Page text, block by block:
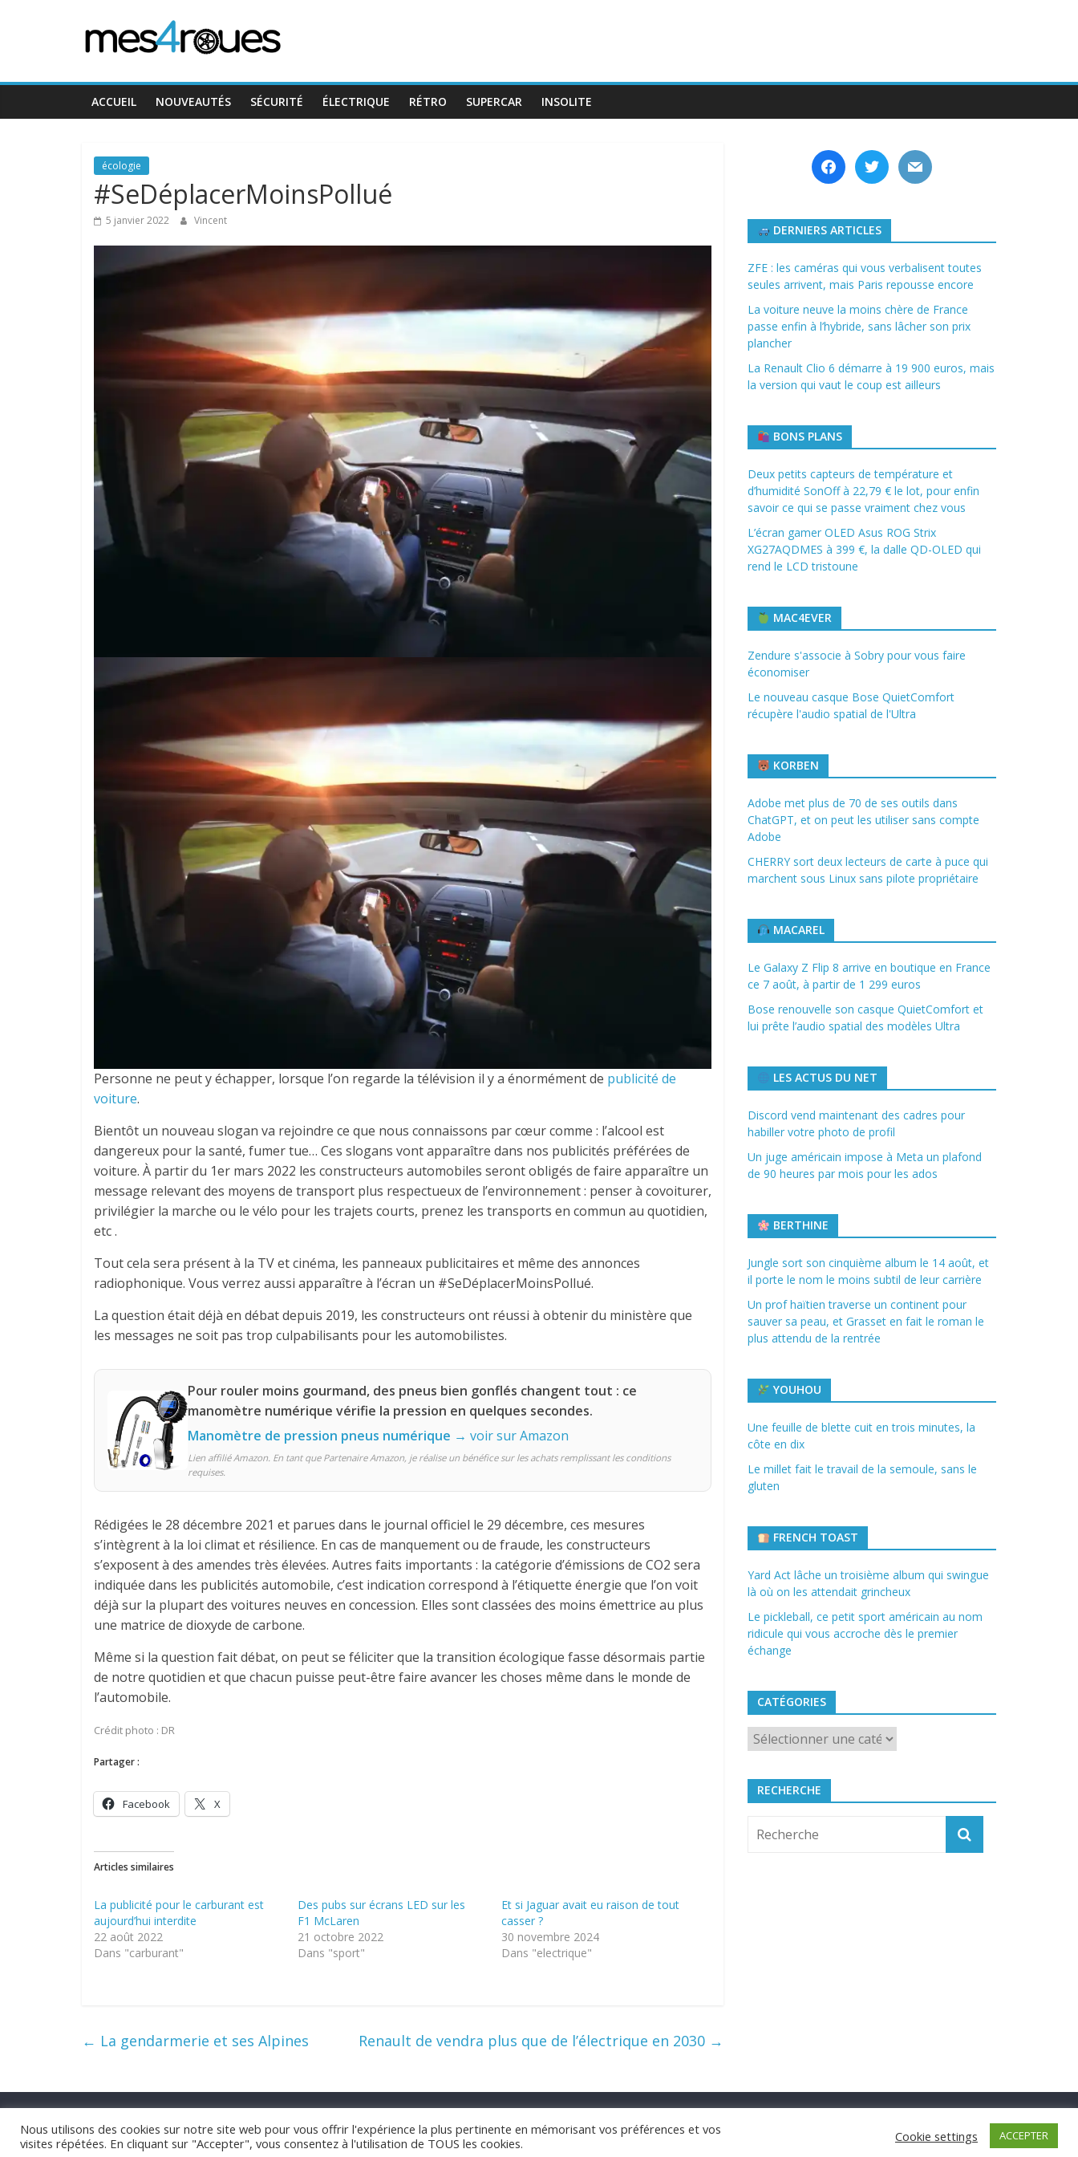
Mes4Roues
ACCUEIL NOUVEAUTÉS SÉCURITÉ ÉLECTRIQUE RÉTRO SUPERCAR INSOLITE
écologie
#SeDéplacerMoinsPollué
5 janvier 2022 Vincent
Personne ne peut y échapper, lorsque l’on regarde la télévision il y a énormément de publicité de
voiture.
Bientôt un nouveau slogan va rejoindre ce que nous connaissons par cœur comme : l’alcool est
dangereux pour la santé, fumer tue… Ces slogans vont apparaître dans nos publicités préférées de
voiture. À partir du 1er mars 2022 les constructeurs automobiles seront obligés de faire apparaître un
message relevant des moyens de transport plus respectueux de l’environnement : penser à covoiturer,
privilégier la marche ou le vélo pour les trajets courts, prenez les transports en commun au quotidien,
etc .
Tout cela sera présent à la TV et cinéma, les panneaux publicitaires et même des annonces
radiophonique. Vous verrez aussi apparaître à l’écran un #SeDéplacerMoinsPollué.
La question était déjà en débat depuis 2019, les constructeurs ont réussi à obtenir du ministère que
les messages ne soit pas trop culpabilisants pour les automobilistes.
Pour rouler moins gourmand, des pneus bien gonflés changent tout : ce
manomètre numérique vérifie la pression en quelques secondes.
Manomètre de pression pneus numérique → voir sur Amazon
Lien affilié Amazon. En tant que Partenaire Amazon, je réalise un bénéfice sur les achats remplissant les conditions
requises.
Rédigées le 28 décembre 2021 et parues dans le journal officiel le 29 décembre, ces mesures
s’intègrent à la loi climat et résilience. En cas de manquement ou de fraude, les constructeurs
s’exposent à des amendes très élevées. Autres faits importants : la catégorie d’émissions de CO2 sera
indiquée dans les publicités automobile, c’est indication correspond à l’étiquette énergie que l’on voit
déjà sur la plupart des voitures neuves en concession. Elles sont classées des moins émettrice au plus
une matrice de dioxyde de carbone.
Même si la question fait débat, on peut se féliciter que la transition écologique fasse désormais partie
de notre quotidien et que chacun puisse peut-être faire avancer les choses même dans le monde de
l’automobile.
Crédit photo : DR
Partager :
Facebook X
Articles similaires
La publicité pour le carburant est
aujourd’hui interdite
22 août 2022
Dans "carburant"
Des pubs sur écrans LED sur les
F1 McLaren
21 octobre 2022
Dans "sport"
Et si Jaguar avait eu raison de tout
casser ?
30 novembre 2024
Dans "electrique"
← La gendarmerie et ses Alpines Renault de vendra plus que de l’électrique en 2030 →
facebooktwitter mail
DERNIERS ARTICLES
ZFE : les caméras qui vous verbalisent toutes
seules arrivent, mais Paris repousse encore
La voiture neuve la moins chère de France
passe enfin à l’hybride, sans lâcher son prix
plancher
La Renault Clio 6 démarre à 19 900 euros, mais
la version qui vaut le coup est ailleurs
BONS PLANS
Deux petits capteurs de température et
d’humidité SonOff à 22,79 € le lot, pour enfin
savoir ce qui se passe vraiment chez vous
L’écran gamer OLED Asus ROG Strix
XG27AQDMES à 399 €, la dalle QD-OLED qui
rend le LCD tristoune
MAC4EVER
Zendure s'associe à Sobry pour vous faire
économiser
Le nouveau casque Bose QuietComfort
récupère l'audio spatial de l'Ultra
KORBEN
Adobe met plus de 70 de ses outils dans
ChatGPT, et on peut les utiliser sans compte
Adobe
CHERRY sort deux lecteurs de carte à puce qui
marchent sous Linux sans pilote propriétaire
MACAREL
Le Galaxy Z Flip 8 arrive en boutique en France
ce 7 août, à partir de 1 299 euros
Bose renouvelle son casque QuietComfort et
lui prête l’audio spatial des modèles Ultra
LES ACTUS DU NET
Discord vend maintenant des cadres pour
habiller votre photo de profil
Un juge américain impose à Meta un plafond
de 90 heures par mois pour les ados
BERTHINE
Jungle sort son cinquième album le 14 août, et
il porte le nom le moins subtil de leur carrière
Un prof haïtien traverse un continent pour
sauver sa peau, et Grasset en fait le roman le
plus attendu de la rentrée
YOUHOU
Une feuille de blette cuit en trois minutes, la
côte en dix
Le millet fait le travail de la semoule, sans le
gluten
FRENCH TOAST
Yard Act lâche un troisième album qui swingue
là où on les attendait grincheux
Le pickleball, ce petit sport américain au nom
ridicule qui vous accroche dès le premier
échange
CATÉGORIES
Catégories
RECHERCHE
Nous utilisons des cookies sur notre site web pour vous offrir l'expérience la plus pertinente en mémorisant vos préférences et vos
visites répétées. En cliquant sur "Accepter", vous consentez à l'utilisation de TOUS les cookies.
Cookie settings ACCEPTER